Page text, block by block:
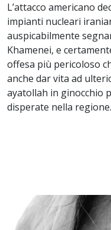
L’attacco americano
impianti nucleari
auspicabilmente
Khamenei, e
offesa più pericoloso
anche dar vita ad
ayatollah in ginocchio
disperate nella regione.